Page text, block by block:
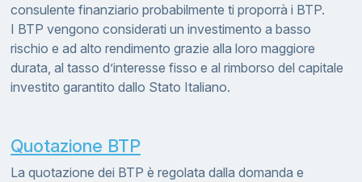
consulente finanziario probabilmente ti proporrà i BTP.
I BTP vengono considerati un investimento a basso
rischio e ad alto rendimento grazie alla loro maggiore
durata, al tasso d’interesse fisso e al rimborso del capitale
investito garantito dallo Stato Italiano.
Quotazione BTP
La quotazione dei BTP è regolata dalla domanda e